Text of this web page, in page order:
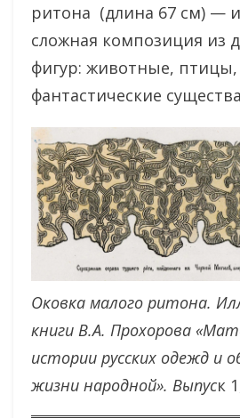
ритона (длина 67 см) —
сложная композиция из
фигур: животные, птицы,
фантастические
Оковка малого ритона.
книги В.А. Прохорова
истории русских одежд и
жизни народной». Выпуск